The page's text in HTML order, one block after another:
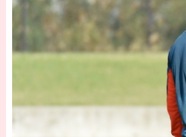
［3218号］WEEKLY EG SELECTION
［3219号］特別な覇者へ 大逆転か連破か
［3220号］伝説の王者、黄金のシャーレ